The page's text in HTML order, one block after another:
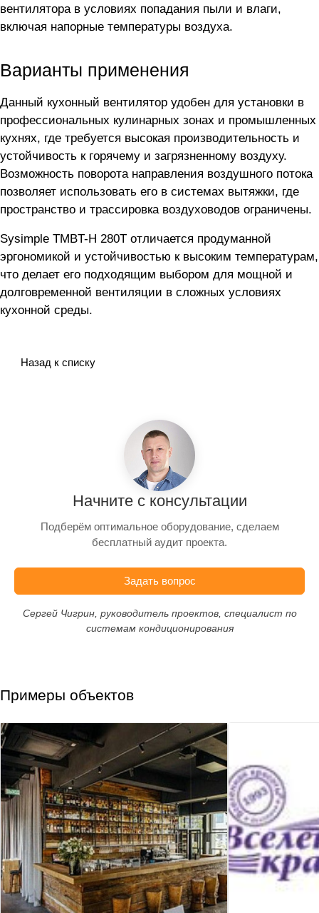
вентилятора в условиях попадания пыли и влаги,
включая напорные температуры воздуха.
Варианты применения
Данный кухонный вентилятор удобен для установки в
профессиональных кулинарных зонах и промышленных
кухнях, где требуется высокая производительность и
устойчивость к горячему и загрязненному воздуху.
Возможность поворота направления воздушного потока
позволяет использовать его в системах вытяжки, где
пространство и трассировка воздуховодов ограничены.
Sysimple TMBT-H 280T отличается продуманной
эргономикой и устойчивостью к высоким температурам,
что делает его подходящим выбором для мощной и
долговременной вентиляции в сложных условиях
кухонной среды.
Назад к списку
Начните с консультации
Подберём оптимальное оборудование, сделаем
бесплатный аудит проекта.
Задать вопрос
Сергей Чигрин, руководитель проектов, специалист по
системам кондиционирования
Примеры объектов